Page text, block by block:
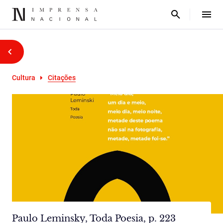
Cultura Citações
Paulo Leminsky, Toda Poesia, p. 223